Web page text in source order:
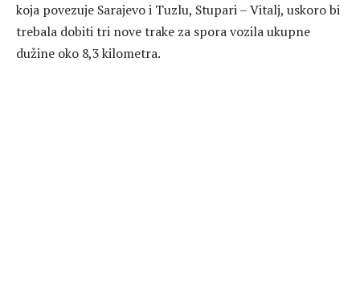
koja povezuje Sarajevo i Tuzlu, Stupari – Vitalj, uskoro bi
trebala dobiti tri nove trake za spora vozila ukupne
dužine oko 8,3 kilometra.